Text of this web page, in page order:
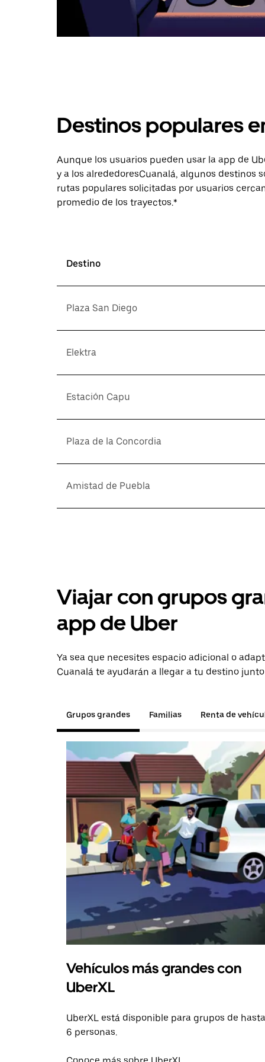
Destinos populares
Aunque los usuarios pueden usar la app de
y a los alrededoresCuanalá, algunos destinos
rutas populares solicitadas por usuarios
promedio de los trayectos.*
Destino
Plaza San Diego
Elektra
Estación Capu
Plaza de la Concordia
Amistad de Puebla
Viajar con grupos
app de Uber
Ya sea que necesites espacio adicional o
Cuanalá te ayudarán a llegar a tu destino
Grupos grandes Familias Renta de
Vehículos más grandes con
UberXL
UberXL está disponible para grupos de hasta
6 personas.